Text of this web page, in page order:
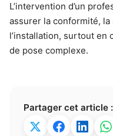
L’intervention d’un
assurer la conformité,
l’installation, surtout en
de pose complexe.
Partager cet article :